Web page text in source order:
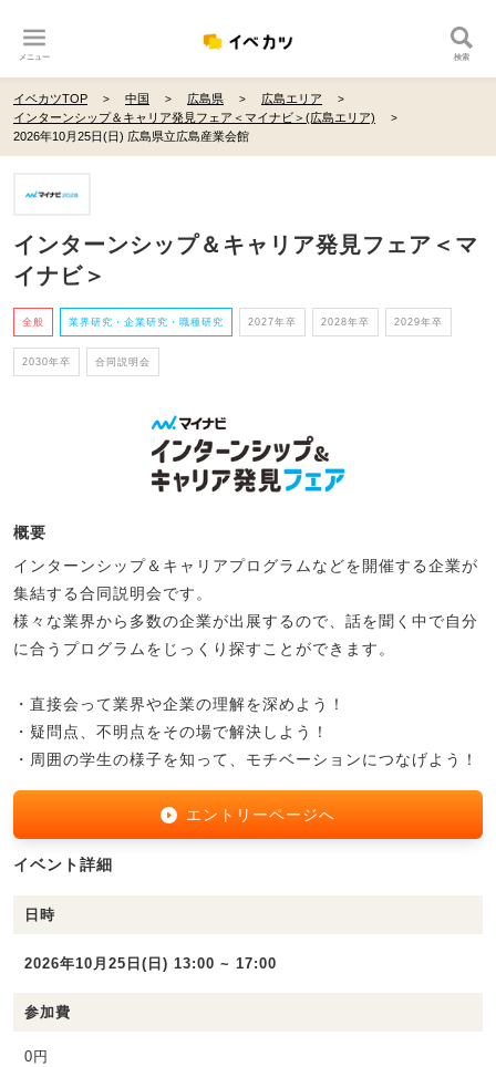
メニュー 検索
イベカツTOP 中国 広島県
広島エリア
インターンシップ＆キャリア発見フェア＜マイナビ＞(広島エリア)
2026年10月25日(日) 広島県立広島産業会館
インターンシップ＆キャリア発見フェア＜マ
イナビ＞
全般 業界研究・企業研究・職種研究 2027年卒 2028年卒 2029年卒
2030年卒 合同説明会
概要
インターンシップ＆キャリアプログラムなどを開催する企業が
集結する合同説明会です。
様々な業界から多数の企業が出展するので、話を聞く中で自分
に合うプログラムをじっくり探すことができます。
・直接会って業界や企業の理解を深めよう！
・疑問点、不明点をその場で解決しよう！
・周囲の学生の様子を知って、モチベーションにつなげよう！
エントリーページへ
イベント詳細
日時
2026年10月25日(日) 13:00 ~ 17:00
参加費
0円